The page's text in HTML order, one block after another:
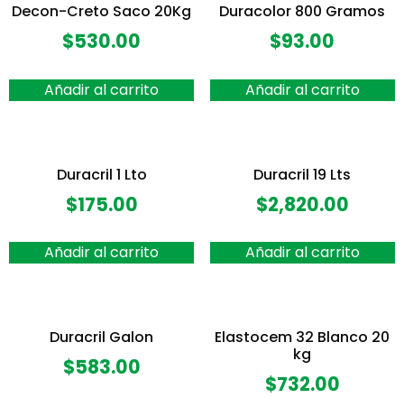
Decon-Creto Saco 20Kg
$530.00
Añadir al carrito
Duracolor 800 Gramos
$93.00
Añadir al carrito
Duracril 1 Lto
$175.00
Añadir al carrito
Duracril 19 Lts
$2,820.00
Añadir al carrito
Duracril Galon
$583.00
Elastocem 32 Blanco 20
kg
$732.00